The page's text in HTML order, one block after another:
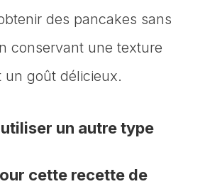
des pancakes sans
conservant une texture
un goût délicieux.
un autre type
cette recette de